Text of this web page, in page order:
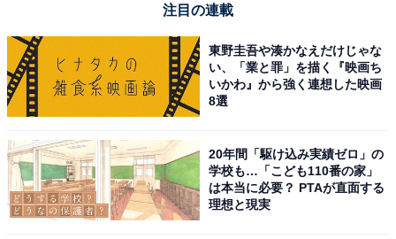
注目の連載
東野圭吾や湊かなえだけじゃな
い、「業と罪」を描く『映画ち
いかわ』から強く連想した映画
8選
20年間「駆け込み実績ゼロ」の
学校も…「こども110番の家」
は本当に必要？ PTAが直面する
理想と現実